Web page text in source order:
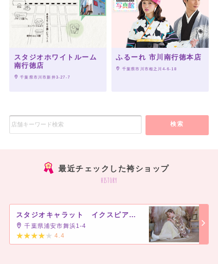
スタジオホワイトルーム
南行徳店
千葉県市川市新井3-27-7
ふるーれ 市川南行徳本店
千葉県市川市相之川4-6-18
検索
最近チェックした袴ショップ
history
スタジオキャラット イクスピアリ店
千葉県浦安市舞浜1-4
4.4